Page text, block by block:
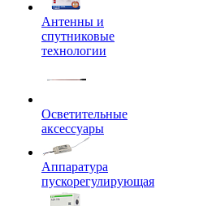
Антенны и
спутниковые
технологии
Осветительные
аксессуары
Аппаратура
пускорегулирующая